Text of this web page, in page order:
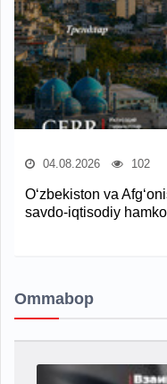
04.08.2026 102
O‘zbekiston va
savdo-iqtisodiy
Ommabop